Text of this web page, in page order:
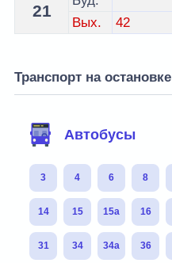
21
Вых.
42
Транспорт на остановке
Автобусы
3 4 6 8
14 15 15а 16
31 34 34а 36